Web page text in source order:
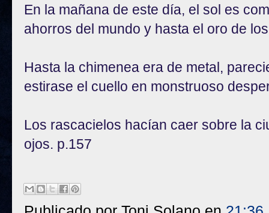
En la mañana de este día, el sol es
ahorros del mundo y hasta el oro de
Hasta la chimenea era de metal,
estirase el cuello en monstruoso
Los rascacielos hacían caer sobre la
ojos. p.157